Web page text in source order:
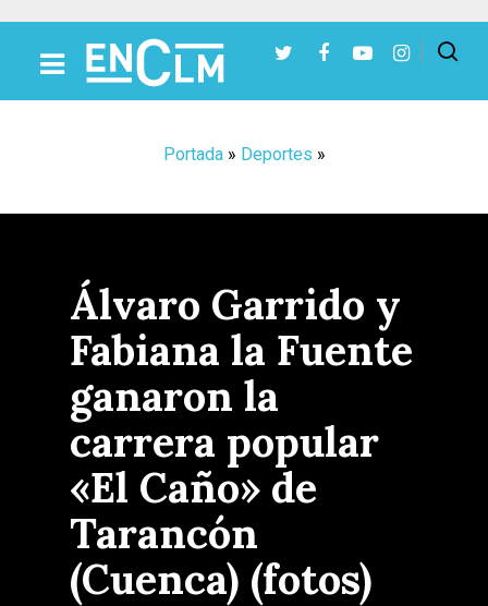
Portada» Deportes »
Álvaro Garrido y
Fabiana la Fuente
ganaron la
carrera popular
«El Caño» de
Tarancón
(Cuenca) (fotos)